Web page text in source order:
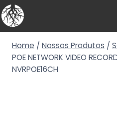
Home / Nossos Produtos /
POE NETWORK VIDEO
NVRPOE16CH